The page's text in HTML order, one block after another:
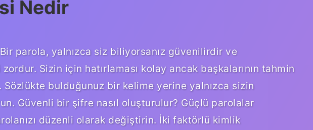
Nedir
parola, yalnızca siz biliyorsanız güvenilirdir ve
Sizin için hatırlaması kolay ancak başkalarının tahmin
bulduğunuz bir kelime yerine yalnızca sizin
Güvenli bir şifre nasıl oluşturulur? Güçlü parolalar
düzenli olarak değiştirin. İki faktörlü kimlik